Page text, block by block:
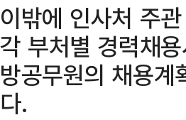
이밖에 인사처 주
각 부처별 경력채
방공무원의 채용
다.